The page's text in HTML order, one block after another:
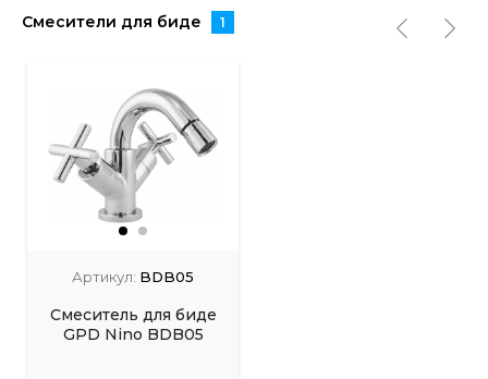
Смесители для биде 1
Артикул: BDB05
Смеситель для биде
GPD Nino BDB05